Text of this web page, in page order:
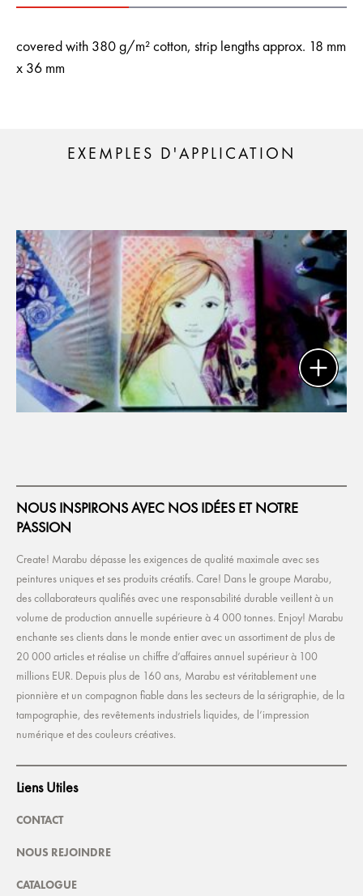
covered with 380 g/m² cotton, strip lengths approx. 18 mm
x 36 mm
EXEMPLES D'APPLICATION
NOUS INSPIRONS AVEC NOS IDÉES ET NOTRE
PASSION
Create! Marabu dépasse les exigences de qualité maximale avec ses
peintures uniques et ses produits créatifs. Care! Dans le groupe Marabu,
des collaborateurs qualifiés avec une responsabilité durable veillent à un
volume de production annuelle supérieure à 4 000 tonnes. Enjoy! Marabu
enchante ses clients dans le monde entier avec un assortiment de plus de
20 000 articles et réalise un chiffre d’affaires annuel supérieur à 100
millions EUR. Depuis plus de 160 ans, Marabu est véritablement une
pionnière et un compagnon fiable dans les secteurs de la sérigraphie, de la
tampographie, des revêtements industriels liquides, de l’impression
numérique et des couleurs créatives.
Liens Utiles
CONTACT
NOUS REJOINDRE
CATALOGUE